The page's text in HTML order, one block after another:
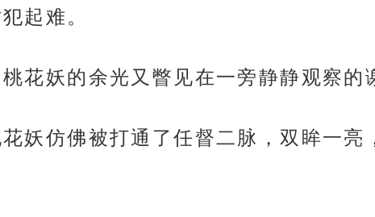
起难。
花妖的余光又瞥见在一旁静静观察的
妖仿佛被打通了任督二脉，双眸一